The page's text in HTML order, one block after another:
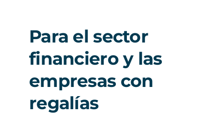
Para el sector
financiero y las
empresas con
regalías